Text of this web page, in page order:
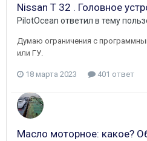
Nissan T 32 . Головное
PilotOcean ответил в тему
Думаю ограничения с
или ГУ.
18 марта 2023 401 ответ
Масло моторное: какое?